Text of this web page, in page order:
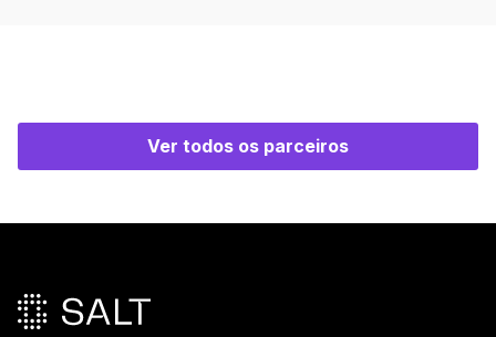
Ver todos os parceiros